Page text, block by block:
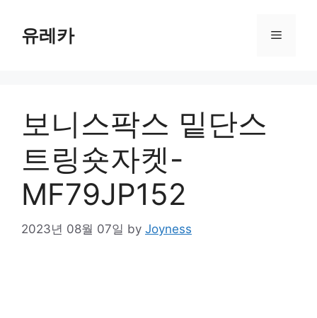
content유레카 Menu
보니스팍스 밑단스
트링숏자켓-
MF79JP152
2023년 08월 07일 by Joyness